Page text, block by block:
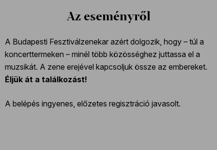
Az eseményről
A Budapesti Fesztiválzenekar azért dolgozik, hogy – túl a
koncerttermeken – minél több közösséghez juttassa el a
muzsikát. A zene erejével kapcsoljuk össze az embereket.
Éljük át a találkozást!
A belépés ingyenes, előzetes regisztráció javasolt.